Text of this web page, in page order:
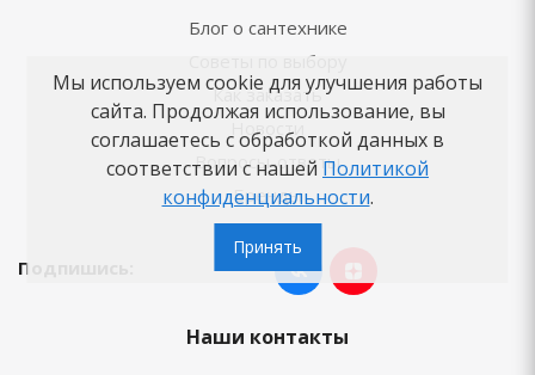
Блог о сантехнике
Советы по выбору
Как заказать
Новости
Вопросы-ответы
Бренды
Подпишись:
Наши контакты
Мы используем cookie для улучшения работы
сайта. Продолжая использование, вы
соглашаетесь с обработкой данных в
соответствии с нашей Политикой
конфиденциальности.
Принять